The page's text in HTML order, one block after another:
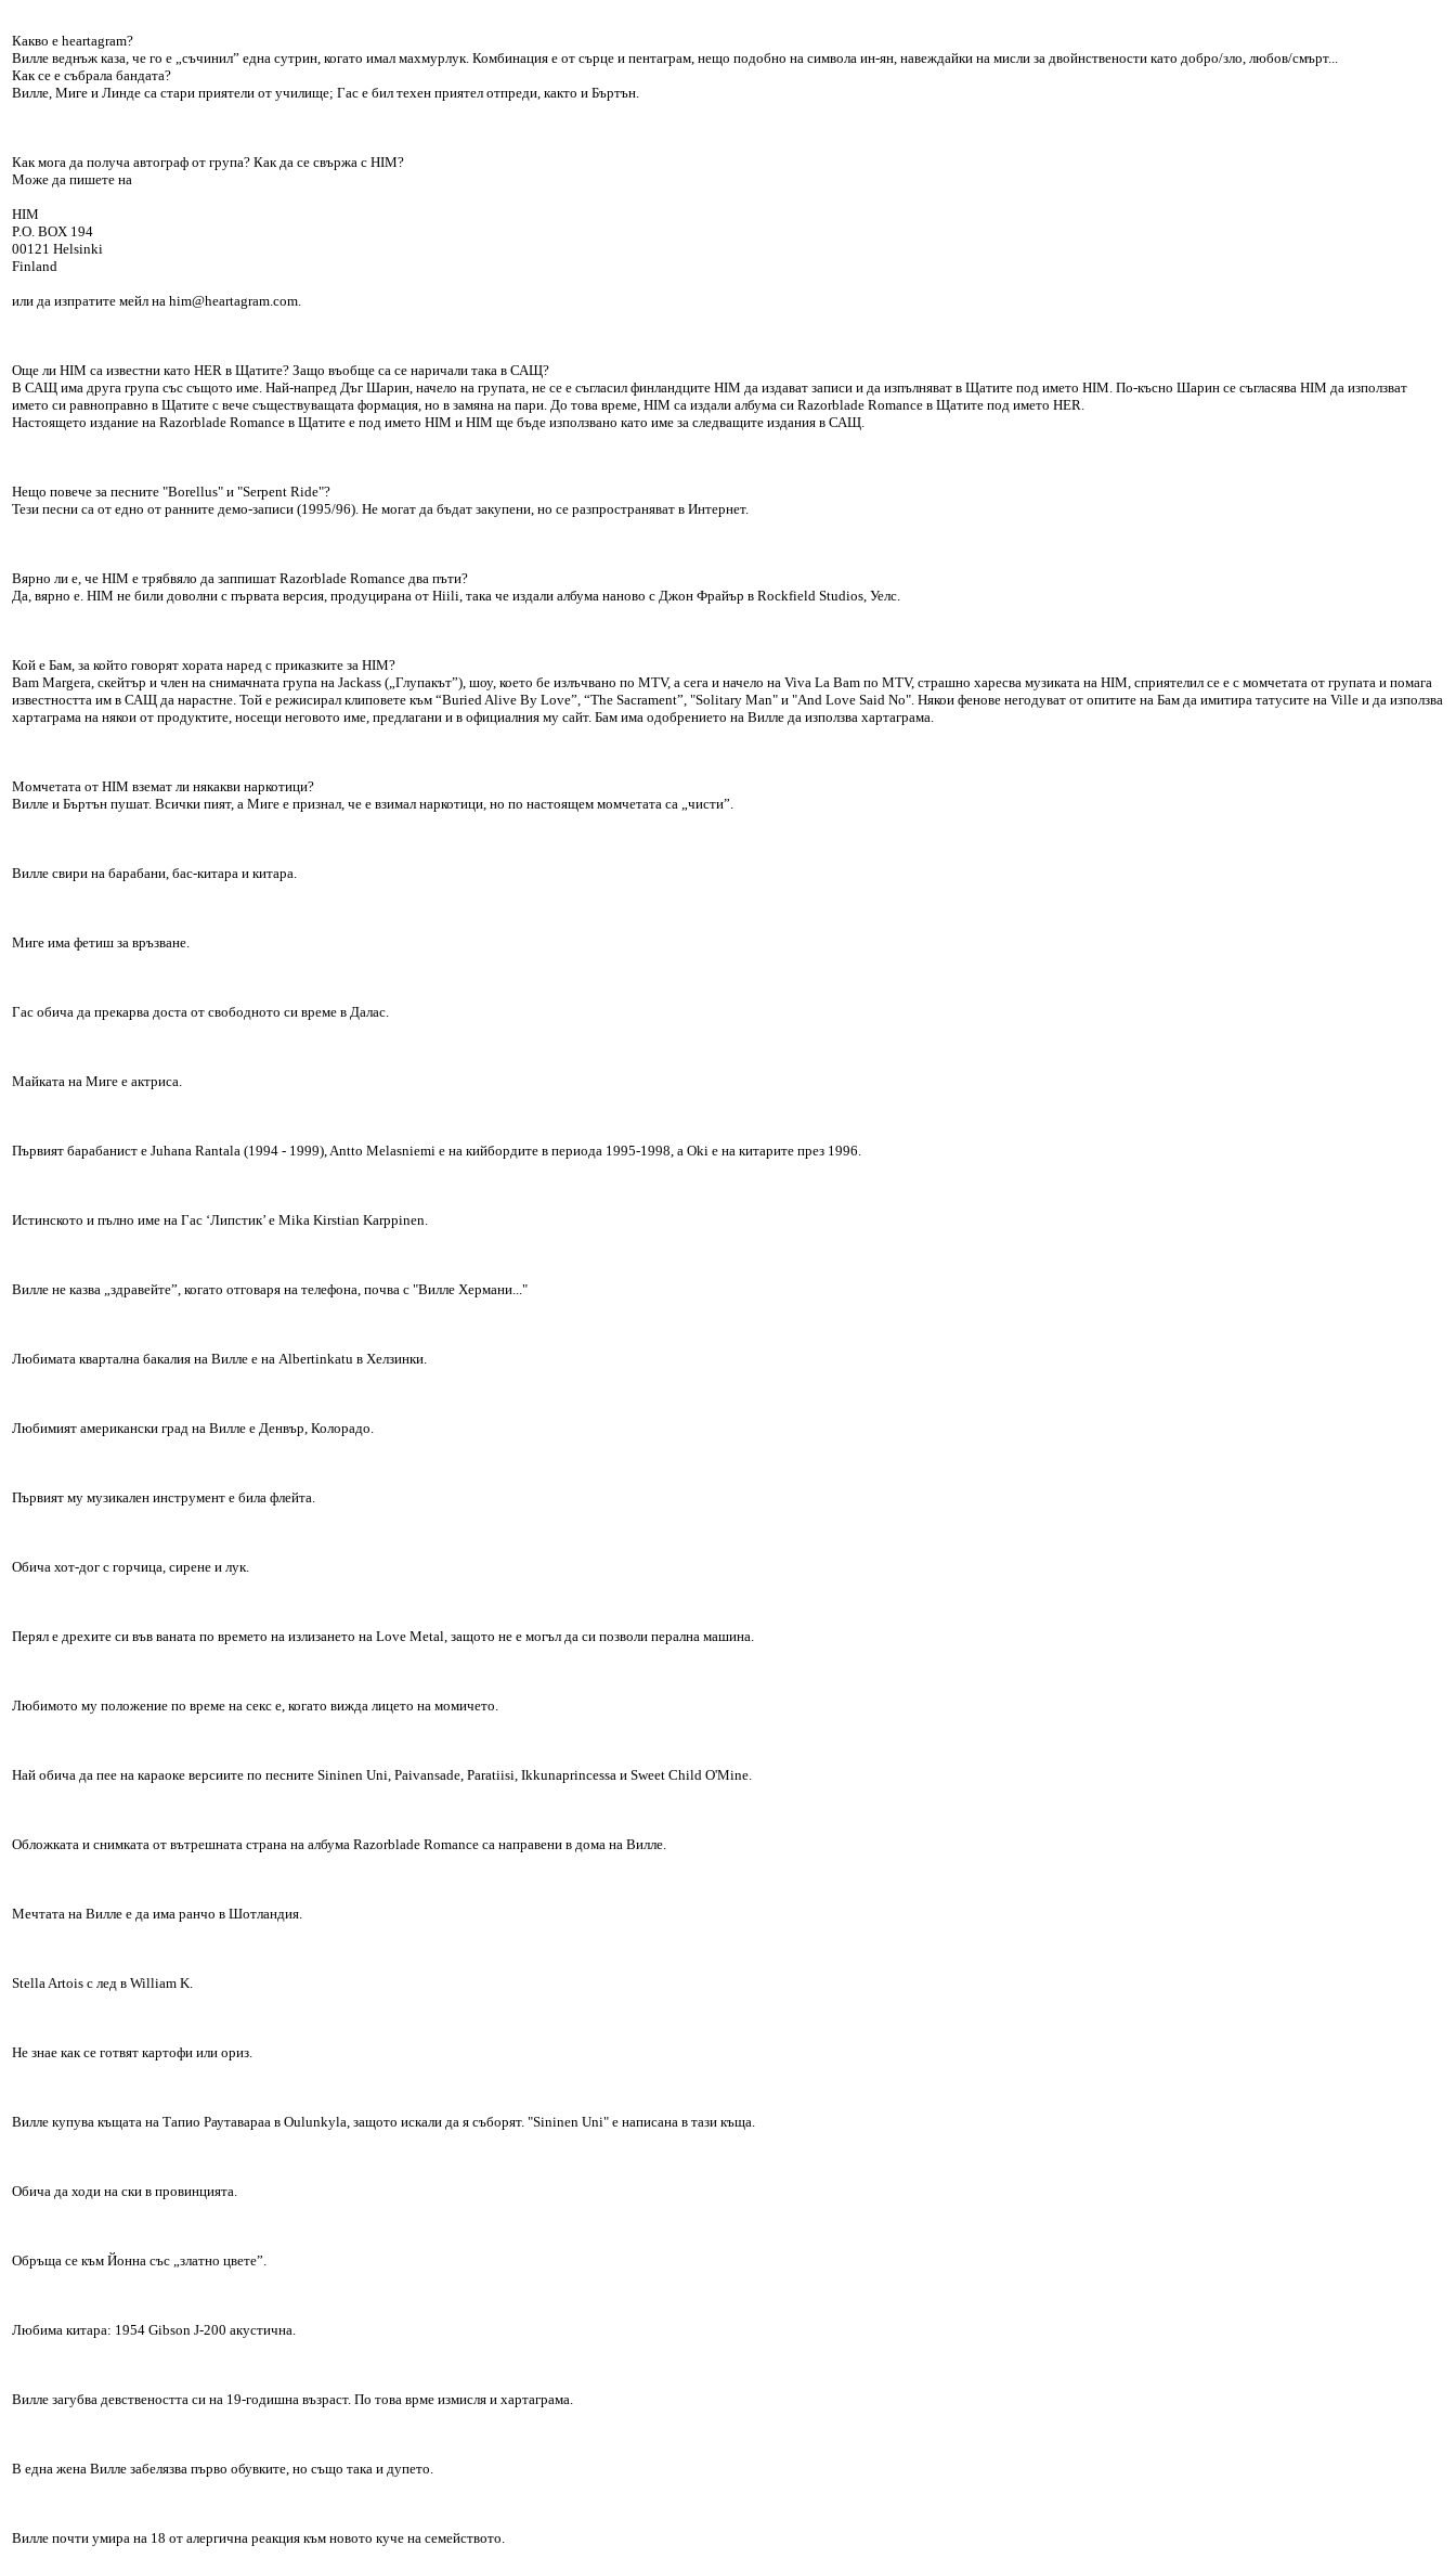
Какво е heartagram?
Виллe веднъж каза, че го е „съчинил” една сутрин, когато имал махмурлук. Комбинация е от сърце и пентаграм, нещо подобно на символа ин-ян, навеждайки на мисли за двойнствености като добро/зло, любов/смърт...
Как се е събрала бандата?
Виллe, Миге и Линдe са стари приятели от училище; Гас е бил техен приятел отпреди, както и Бъртън.
Как мога да получа автограф от група? Как да се свържа с HIM?
Може да пишете на
HIM
P.O. BOX 194
00121 Helsinki
Finland
или да изпратите мейл на him@heartagram.com.
Още ли HIM са известни като HER в Щатите? Защо въобще са се наричали така в САЩ?
В САЩ има друга група със същото име. Най-напред Дъг Шарин, начело на групата, не се е съгласил финландците HIM да издават записи и да изпълняват в Щатите под името HIM. По-късно Шарин се съгласява HIM да използват
името си равноправно в Щатите с вече съществуващата формация, но в замяна на пари. До това време, HIM са издали албума си Razorblade Romance в Щатите под името HER.
Настоящето издание на Razorblade Romance в Щатите е под името HIM и HIM ще бъде използвано като име за следващите издания в САЩ.
Нещо повече за песните "Borellus" и "Serpent Ride"?
Тези песни са от едно от ранните демо-записи (1995/96). Не могат да бъдат закупени, но се разпространяват в Интернет.
Вярно ли е, че HIM е трябвяло да заппишат Razorblade Romance два пъти?
Да, вярно е. HIM не били доволни с първата версия, продуцирана от Hiili, така че издали албума наново с Джон Фрайър в Rockfield Studios, Уелс.
Кой е Бам, за който говорят хората наред с приказките за HIM?
Bam Margera, скейтър и член на снимачната група на Jackass („Глупакът”), шоу, което бе излъчвано по MTV, а сега и начело на Viva La Bam по MTV, страшно харесва музиката на HIM, сприятелил се е с момчетата от групата и помага
известността им в САЩ да нарастне. Той е режисирал клиповете към “Buried Alive By Love”, “The Sacrament”, "Solitary Man" и "And Love Said No". Някои фенове негодуват от опитите на Бам да имитира татусите на Ville и да използва
хартаграма на някои от продуктите, носещи неговото име, предлагани и в официалния му сайт. Бам има одобрението на Вилле да използва хартаграма.
Момчетата от HIM вземат ли някакви наркотици?
Виллe и Бъртън пушат. Всички пият, а Миге е признал, че е взимал наркотици, но по настоящем момчетата са „чисти”.
Вилле свири на барабани, бас-китара и китара.
Миге има фетиш за връзване.
Гас обича да прекарва доста от свободното си време в Далас.
Майката на Миге е актриса.
Първият барабанист е Juhana Rantala (1994 - 1999), Antto Melasniemi е на кийбордите в периода 1995-1998, а Oki е на китарите през 1996.
Истинското и пълно име на Гас ‘Липстик’ е Mika Kirstian Karppinen.
Виллe не казва „здравейте”, когато отговаря на телефона, почва с "Вилле Хермани..."
Любимата квартална бакалия на Виллe е на Albertinkatu в Хелзинки.
Любимият американски град на Виллe е Денвър, Колорадо.
Първият му музикален инструмент е била флейта.
Обича хот-дог с горчица, сирене и лук.
Перял е дрехите си във ваната по времето на излизането на Love Metal, защото не е могъл да си позволи перална машина.
Любимото му положение по време на секс е, когато вижда лицето на момичето.
Най обича да пее на караоке версиите по песните Sininen Uni, Paivansade, Paratiisi, Ikkunaprincessa и Sweet Child O'Mine.
Обложката и снимката от вътрешната страна на албума Razorblade Romance са направени в дома на Виллe.
Мечтата на Виллe е да има ранчо в Шотландия.
Stella Artois с лед в William K.
Не знае как се готвят картофи или ориз.
Вилле купува къщата на Тапио Раутавараа в Oulunkyla, защото искали да я съборят. "Sininen Uni" е написана в тази къща.
Обича да ходи на ски в провинцията.
Обръща се към Йонна със „златно цвете”.
Любима китара: 1954 Gibson J-200 акустична.
Вилле загубва девствеността си на 19-годишна възраст. По това врме измисля и хартаграма.
В една жена Вилле забелязва първо обувките, но също така и дупето.
Вилле почти умира на 18 от алергична реакция към новото куче на семейството.